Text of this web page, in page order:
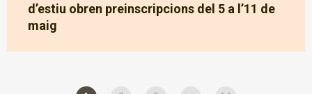
d’estiu obren preinscripcions del 5 a l’11 de
maig